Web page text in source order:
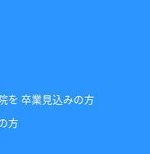
を 卒業見込みの方
方